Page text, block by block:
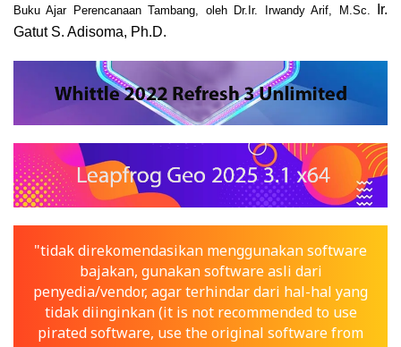
Buku Ajar Perencanaan Tambang, oleh Dr.Ir. Irwandy Arif, M.Sc.
Ir.
Gatut S. Adisoma, Ph.D.
"tidak direkomendasikan menggunakan software
bajakan, gunakan software asli dari
penyedia/vendor, agar terhindar dari hal-hal yang
tidak diinginkan (it is not recommended to use
pirated software, use the original software from